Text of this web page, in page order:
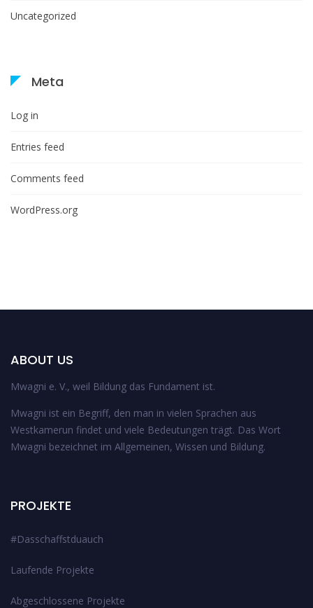
Uncategorized
Meta
Log in
Entries feed
Comments feed
WordPress.org
ABOUT US
Mwagni e. V., weil Bildung das Fundament ist.
Mwagni ist ein Begriff, den man in vielen Sprachen aus
Westkamerun findet und viele Bedeutungen trägt. Das Wort
Mwagni bezeichnet im Allgemeinen, Wissen und Bildung.
PROJEKTE
#Dasschaffstduauch
Laufende Projekte
Abgeschlossene Projekte